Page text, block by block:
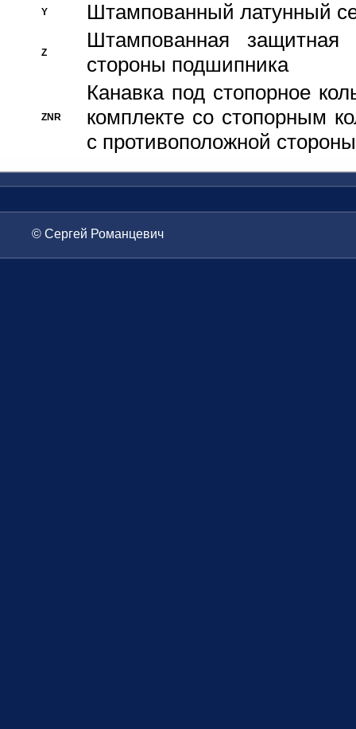
Y Штампованный латунный
Z
Штампованная
стороны подшипника
ZNR
Канавка под стопорное
комплекте со стопорным
с противоположной стороны
© Сергей Романцевич